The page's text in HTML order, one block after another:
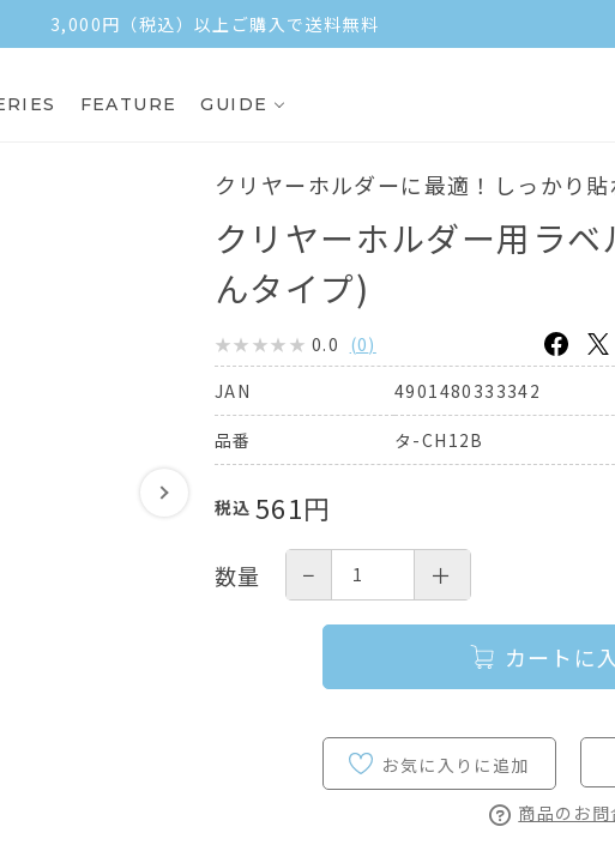
3,000円（税込）以上ご購入で送料無料
FEATURE GUIDE
クリヤーホルダーに最適！しっかり
クリヤーホルダー用ラ
んタイプ)
0.0 (0)
JAN
4901480333342
品番 タ-CH12B
税込 561円
数量 − ＋
カートに
商品のお問